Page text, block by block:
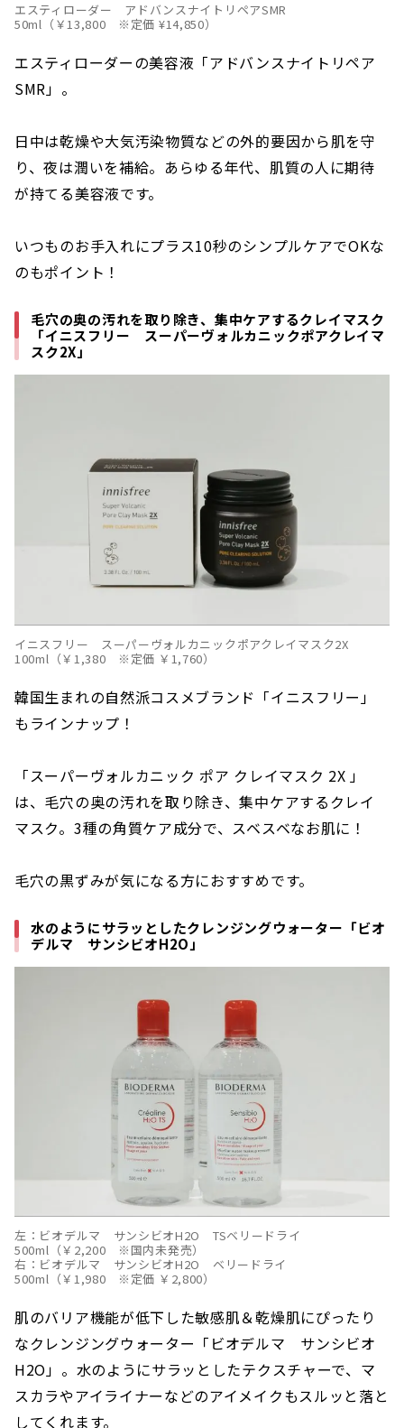
エスティローダー アドバンスナイトリペアSMR
50ml（￥13,800 ※定価 ¥14,850）
エスティローダーの美容液「アドバンスナイトリペア
SMR」。
日中は乾燥や大気汚染物質などの外的要因から肌を守
り、夜は潤いを補給。あらゆる年代、肌質の人に期待
が持てる美容液です。
いつものお手入れにプラス10秒のシンプルケアでOKな
のもポイント！
毛穴の奥の汚れを取り除き、集中ケアするクレイマスク
「イニスフリー スーパーヴォルカニックポアクレイマ
スク2X」
イニスフリー スーパーヴォルカニックポアクレイマスク2X
100ml（￥1,380 ※定価 ￥1,760）
韓国生まれの自然派コスメブランド「イニスフリー」
もラインナップ！
「スーパーヴォルカニック ポア クレイマスク 2X 」
は、毛穴の奥の汚れを取り除き、集中ケアするクレイ
マスク。3種の角質ケア成分で、スベスベなお肌に！
毛穴の黒ずみが気になる方におすすめです。
水のようにサラッとしたクレンジングウォーター「ビオ
デルマ サンシビオH2O」
左：ビオデルマ サンシビオH2O TSベリードライ
500ml（￥2,200 ※国内未発売）
右：ビオデルマ サンシビオH2O ベリードライ
500ml（￥1,980 ※定価 ￥2,800）
肌のバリア機能が低下した敏感肌＆乾燥肌にぴったり
なクレンジングウォーター「ビオデルマ サンシビオ
H2O」。水のようにサラッとしたテクスチャーで、マ
スカラやアイライナーなどのアイメイクもスルッと落と
してくれます。